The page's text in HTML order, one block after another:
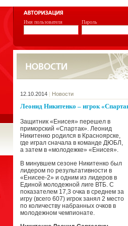
Имя пользователя Пароль
12.10.2014 | Новости
Леонид Никитенко – игрок
Защитник «Енисея» перешел в
приморский «Спартак». Леонид
Никитенко родился в Красноярске,
где играл сначала в команде ДЮБЛ,
а затем в «молодежке» «Енисея».
В минувшем сезоне Никитенко был
лидером по результативности в
«Енисее-2» и одним из лидеров в
Единой молодежной лиге ВТБ. С
показателем 17,3 очка в среднем за
игру (всего 607) игрок занял 2 место
по количеству набранных очков в
молодежном чемпионате.